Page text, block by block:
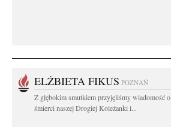
ELŻBIETA FIKUS POZNAŃ
Z głębokim smutkiem przyjęliśmy wiadomość o
śmierci naszej Drogiej Koleżanki i...